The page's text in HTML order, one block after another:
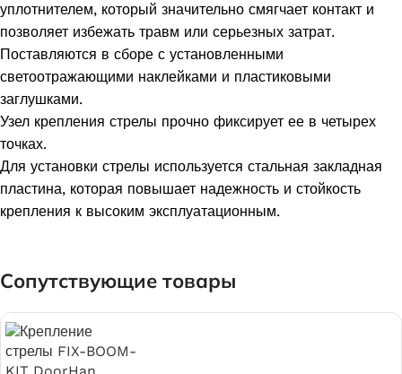
уплотнителем, который значительно смягчает контакт и
позволяет избежать травм или серьезных затрат.
Поставляются в сборе с установленными
светоотражающими наклейками и пластиковыми
заглушками.
Узел крепления стрелы прочно фиксирует ее в четырех
точках.
Для установки стрелы используется стальная закладная
пластина, которая повышает надежность и стойкость
крепления к высоким эксплуатационным.
Сопутствующие товары